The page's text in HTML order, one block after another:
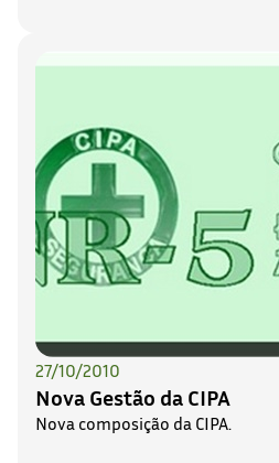
27/10/2010
Nova Gestão da CIPA
Nova composição da CIPA.